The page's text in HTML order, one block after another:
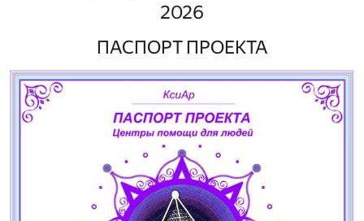
2026
ПАСПОРТ ПРОЕКТА